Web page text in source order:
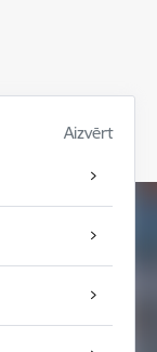
Aizvērt